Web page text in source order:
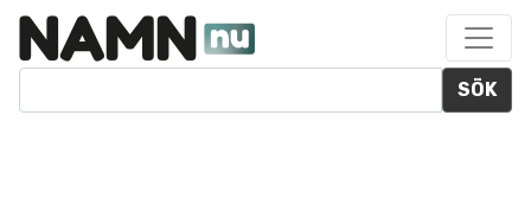
SÖK